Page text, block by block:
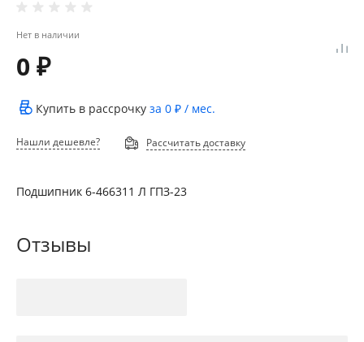
Нет в наличии
0 ₽
Купить в рассрочку за 0 ₽ / мес.
Нашли дешевле? Рассчитать доставку
Подшипник 6-466311 Л ГПЗ-23
Отзывы